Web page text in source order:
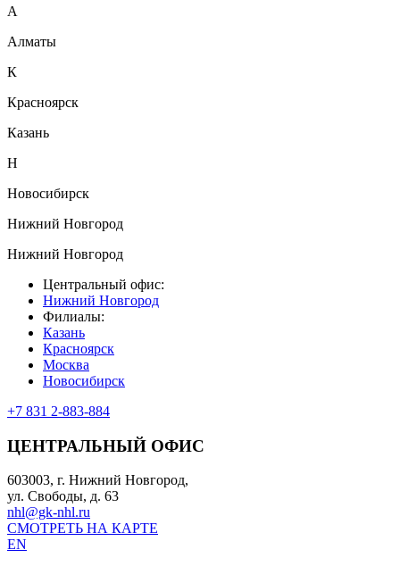
А
Алматы
К
Красноярск
Казань
Н
Новосибирск
Нижний Новгород
Нижний Новгород
Центральный офис:
Нижний Новгород
Филиалы:
Казань
Красноярск
Москва
Новосибирск
+7 831 2-883-884
ЦЕНТРАЛЬНЫЙ ОФИС
603003, г. Нижний Новгород,
ул. Свободы, д. 63
nhl@gk-nhl.ru
СМОТРЕТЬ НА КАРТЕ
EN